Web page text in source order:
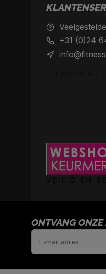
+31 (0)24
ONTVANG ONZE